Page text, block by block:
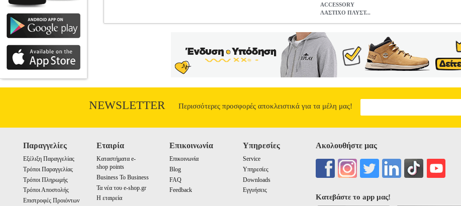
ACCESSORY
ΛΑΣΤΙΧΟ ΠΛΥΣΤ...
Κατηγορία: ΑΝΑΛΩΣΙΜΑ-ΕΞΑΡΤΗΜΑΤΑ ΕΡΓΑΛΕΙΩΝ •DEWALT στην κατηγορία
για πλυστικά μηχανήματα Dewalt. • Μήκος: 10 m.• Συμβατότητα: Πλυστικά μηχανήματα Dewalt DXPW004E,
Decker, Stanley, Dewalt καλύπτονται από διετή εγγύηση καλής λειτουργίας On-Site στον χώρο του πελάτη μέσω
επιβάρυνση. Το προϊόν πρέπει να συνοδεύεται από την απόδειξη αγοράς και να έχει χρησιμοποιηθεί
Εξαιρούνται όλα τα αναλώσιμα όπως ορίζονται από την Stanley Black & Decker: μπαταρίες, φορτιστές,
NEWSLETTER Περισσότερες προσφορές αποκλειστικά για τα μέλη μας!
Παραγγελίες
Εξέλιξη Παραγγελίας
Τρόποι Παραγγελίας
Τρόποι Πληρωμής
Τρόποι Αποστολής
Επιστροφές Προιόντων
Εταιρία
Καταστήματα e-
shop points
Business To Business
Τα νέα του e-shop.gr
Η εταιρεία
Επικοινωνία
Επικοινωνία
Blog
FAQ
Feedback
Υπηρεσίες
Service
Υπηρεσίες
Downloads
Εγγυήσεις
Ακολουθήστε μας
Κατεβάστε το app μας!